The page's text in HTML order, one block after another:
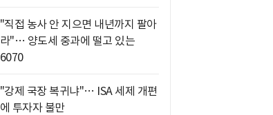
"직접 농사 안 지으면 내년까지 팔아
라"… 양도세 중과에 떨고 있는
6070
"강제 국장 복귀냐"… ISA 세제 개편
에 투자자 불만